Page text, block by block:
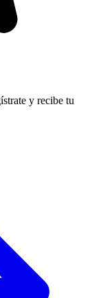
y recibe tu